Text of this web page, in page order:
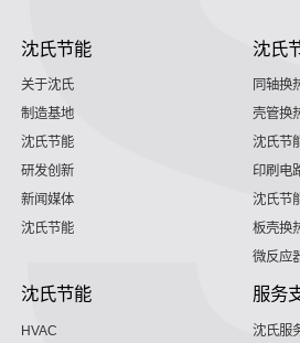
沈氏节能
关于沈氏
制造基地
沈氏节能
研发创新
新闻媒体
沈氏节能
沈氏
同轴换
壳管换
沈氏节
印刷电
沈氏节
板壳换
微反应
沈氏节能
HVAC
服务
沈氏服